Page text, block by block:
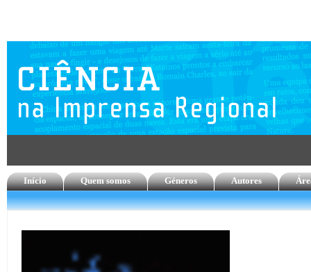
Início Quem somos Géneros Autores